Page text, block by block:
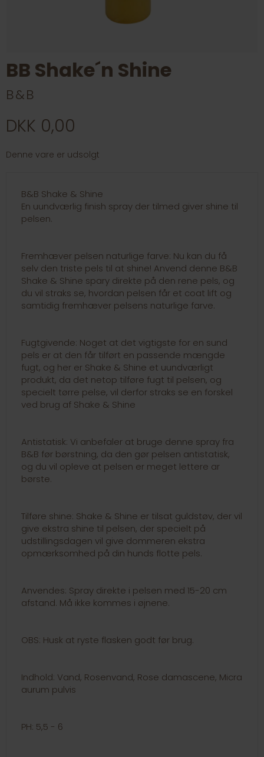
BB Shake´n Shine
B&B
DKK 0,00
Denne vare er udsolgt
B&B Shake & Shine
En uundværlig finish spray der tilmed giver shine til
pelsen.
Fremhæver pelsen naturlige farve: Nu kan du få
selv den triste pels til at shine! Anvend denne B&B
Shake & Shine spary direkte på den rene pels, og
du vil straks se, hvordan pelsen får et coat lift og
samtidig fremhæver pelsens naturlige farve.
Fugtgivende: Noget at det vigtigste for en sund
pels er at den får tilført en passende mængde
fugt, og her er Shake & Shine et uundværligt
produkt, da det netop tilføre fugt til pelsen, og
specielt tørre pelse, vil derfor straks se en forskel
ved brug af Shake & Shine
Antistatisk: Vi anbefaler at bruge denne spray fra
B&B før børstning, da den gør pelsen antistatisk,
og du vil opleve at pelsen er meget lettere ar
børste.
Tilføre shine: Shake & Shine er tilsat guldstøv, der vil
give ekstra shine til pelsen, der specielt på
udstillingsdagen vil give dommeren ekstra
opmærksomhed på din hunds flotte pels.
Anvendes: Spray direkte i pelsen med 15-20 cm
afstand. Må ikke kommes i øjnene.
OBS: Husk at ryste flasken godt før brug.
Indhold: Vand, Rosenvand, Rose damascene, Micra
aurum pulvis
PH: 5,5 - 6